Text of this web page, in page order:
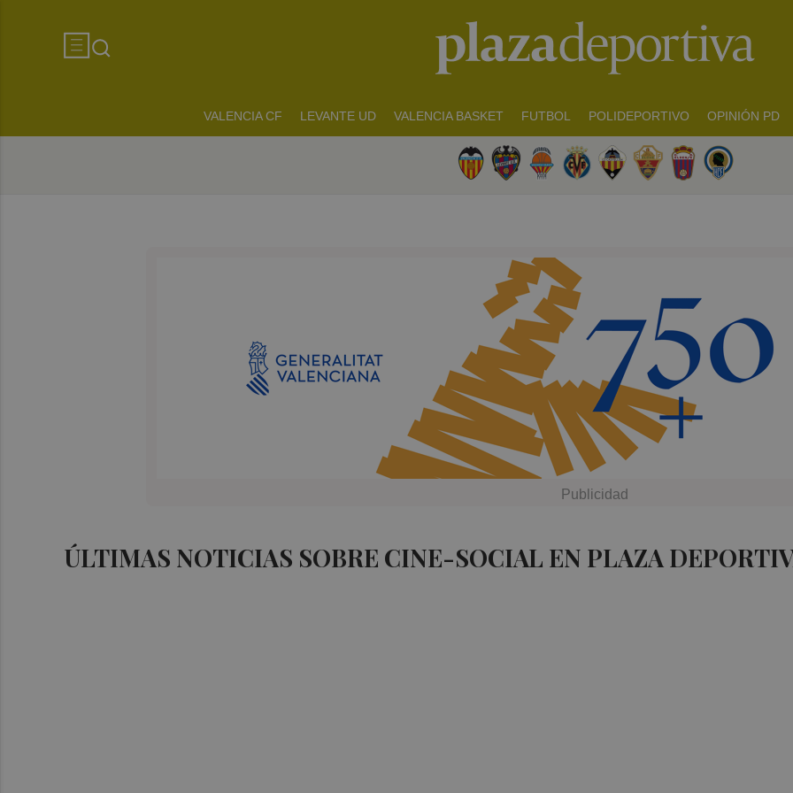
VALENCIA CF LEVANTE UD VALENCIA BASKET FUTBOL POLIDEPORTIVO OPINIÓN PD
ÚLTIMAS NOTICIAS SOBRE CINE-SOCIAL EN PLAZA